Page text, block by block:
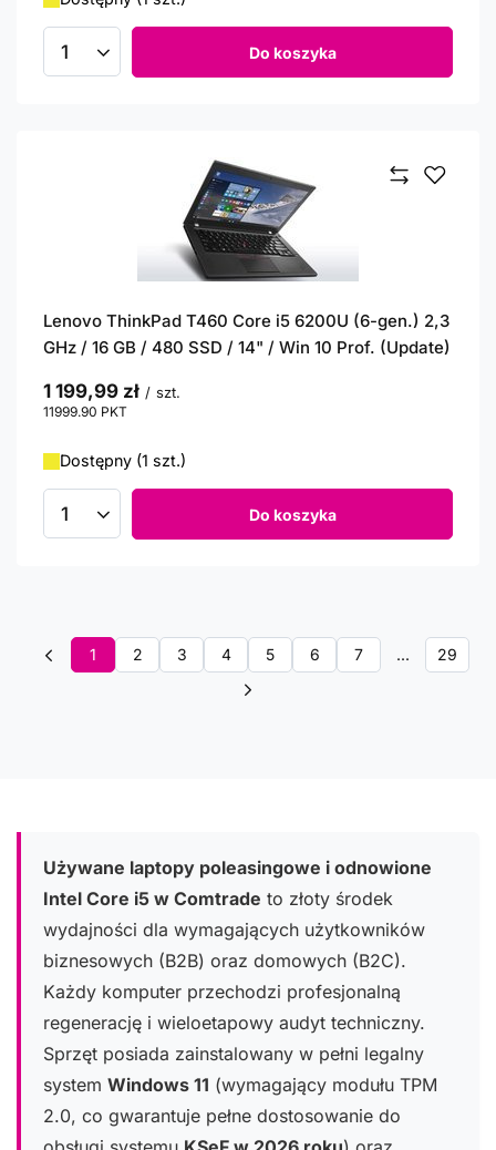
Ilość produktów Do koszyka
Lenovo ThinkPad T460 Core i5 6200U (6-gen.) 2,3
GHz / 16 GB / 480 SSD / 14" / Win 10 Prof. (Update)
1 199,99 zł / szt.
11999.90 PKT
Dostępny (1 szt.)
Ilość produktów Do koszyka
1 2 3 4 5 6 7 ... 29
Używane laptopy poleasingowe i odnowione
Intel Core i5 w Comtrade to złoty środek
wydajności dla wymagających użytkowników
biznesowych (B2B) oraz domowych (B2C).
Każdy komputer przechodzi profesjonalną
regenerację i wieloetapowy audyt techniczny.
Sprzęt posiada zainstalowany w pełni legalny
system Windows 11 (wymagający modułu TPM
2.0, co gwarantuje pełne dostosowanie do